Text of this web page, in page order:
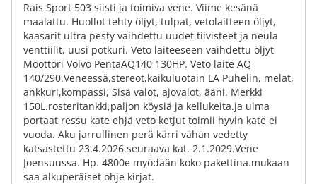
Rais Sport 503 siisti ja toimiva vene. Viime kesänä
maalattu. Huollot tehty öljyt, tulpat, vetolaitteen öljyt,
kaasarit ultra pesty vaihdettu uudet tiivisteet ja neula
venttiilit, uusi potkuri. Veto laiteeseen vaihdettu öljyt
Moottori Volvo PentaAQ140 130HP. Veto laite AQ
140/290.Veneessä,stereot,kaikuluotain LA Puhelin, melat,
ankkuri,kompassi, Sisä valot, ajovalot, ääni. Merkki
150L.rosteritankki,paljon köysiä ja kellukeita.ja uima
portaat ressu kate ehjä veto ketjut toimii hyvin kate ei
vuoda. Aku jarrullinen perä kärri vähän vedetty
katsastettu 23.4.2026.seuraava kat. 2.1.2029.Vene
Joensuussa. Hp. 4800e myödään koko pakettina.mukaan
saa alkuperäiset ohje kirjat.